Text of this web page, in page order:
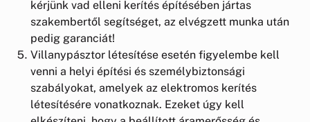
kérjünk vad elleni kerítés építésében jártas
szakembertől segítséget, az elvégzett munka után
pedig garanciát!
Villanypásztor létesítése esetén figyelembe kell
venni a helyi építési és személybiztonsági
szabályokat, amelyek az elektromos kerítés
létesítésére vonatkoznak. Ezeket úgy kell